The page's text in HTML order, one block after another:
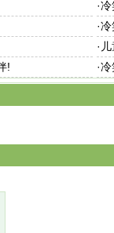
·冷
·冷
·
! ·冷